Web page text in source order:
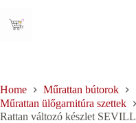
content
Home
Műrattan bútorok
Műrattan ülőgarnitúra szettek
Rattan változó készlet